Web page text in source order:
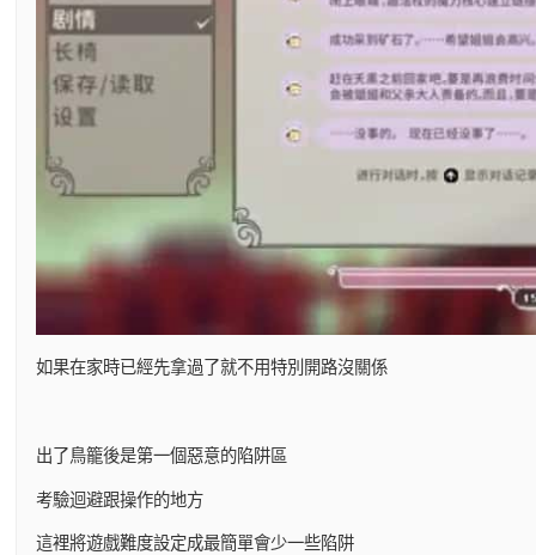
如果在家時已經先拿過了就不用特別開路沒關係
出了鳥籠後是第一個惡意的陷阱區
考驗迴避跟操作的地方
這裡將遊戲難度設定成最簡單會少一些陷阱